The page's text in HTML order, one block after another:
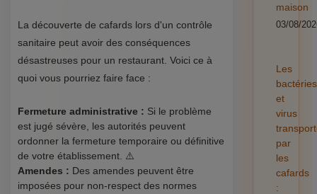
La découverte de cafards lors d'un contrôle
sanitaire peut avoir des conséquences
désastreuses pour un restaurant. Voici ce à
quoi vous pourriez faire face :
Fermeture administrative : Si le problème
est jugé sévère, les autorités peuvent
ordonner la fermeture temporaire ou définitive
de votre établissement. ⚠️
Amendes : Des amendes peuvent être
imposées pour non-respect des normes
maison
03/08/
Les
bactéries
et
virus
par
les
cafards
: